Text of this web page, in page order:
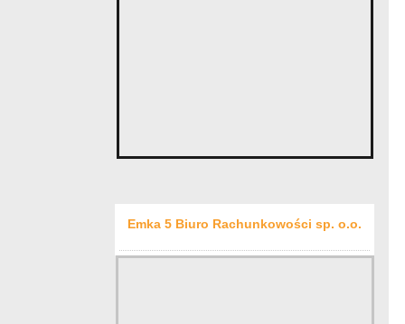
Emka 5 Biuro Rachunkowości sp. o.o.